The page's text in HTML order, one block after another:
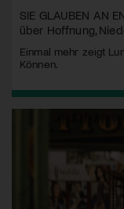
SIE GLAUBEN AN
über Hoffnung,
Einmal mehr zeigt
Können.